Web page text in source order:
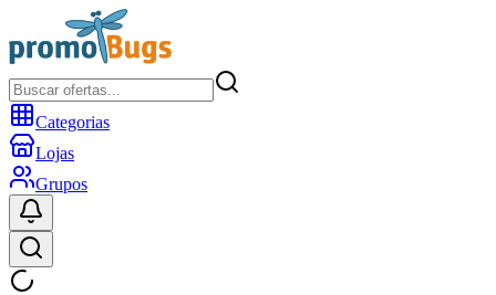
Categorias
Lojas
Grupos